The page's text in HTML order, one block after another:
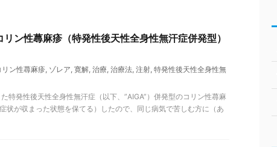
ン性蕁麻疹（特発性後天性全身性無汗症併発型）
リン性蕁麻疹, ゾレア, 寛解, 治療, 治療法, 注射, 特発性後天性全身性無
特発性後天性全身性無汗症（以下、”AIGA”）併発型のコリン性蕁麻
状が収まった状態を保てる）したので、同じ病気で苦しむ方に（あ